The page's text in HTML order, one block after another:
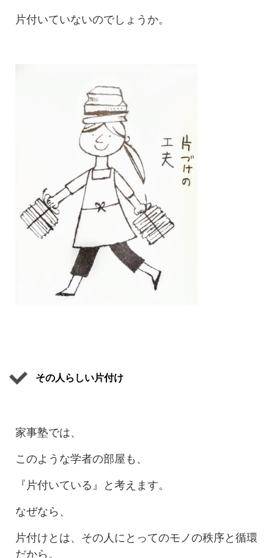
片付いていないのでしょうか。
その人らしい片付け
家事塾では、
このような学者の部屋も、
『片付いている』と考えます。
なぜなら、
片付けとは、その人にとってのモノの秩序と循環
だから。